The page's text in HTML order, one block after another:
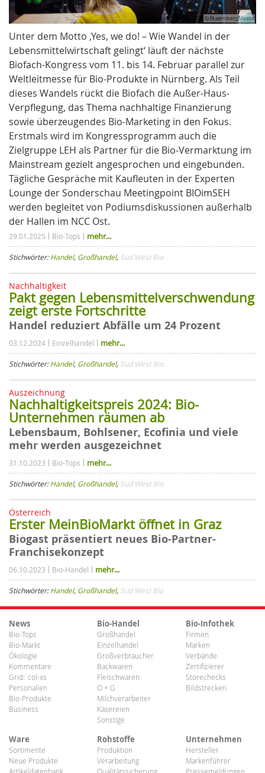
© NuernbergMesse
Unter dem Motto ‚Yes, we do! – Wie Wandel in der
Lebensmittelwirtschaft gelingt‘ läuft der nächste
Biofach-Kongress vom 11. bis 14. Februar parallel zur
Weltleitmesse für Bio-Produkte in Nürnberg. Als Teil
dieses Wandels rückt die Biofach die Außer-Haus-
Verpflegung, das Thema nachhaltige Finanzierung
sowie überzeugendes Bio-Marketing in den Fokus.
Erstmals wird im Kongressprogramm auch die
Zielgruppe LEH als Partner für die Bio-Vermarktung im
Mainstream gezielt angesprochen und eingebunden.
Tägliche Gespräche mit Kaufleuten in der Experten
Lounge der Sonderschau Meetingpoint BIOimSEH
werden begleitet von Podiumsdiskussionen außerhalb
der Hallen im NCC Ost.
29.01.2025 Bio-Tops mehr...
Stichwörter:Handel, Großhandel, Süd West Bio
Nachhaltigkeit
Pakt gegen Lebensmittelverschwendung
zeigt erste Fortschritte
Handel reduziert Abfälle um 24 Prozent
03.12.2024 Einzelhandel mehr...
Stichwörter:Handel, Großhandel, Süd West Bio
Auszeichnung
Nachhaltigkeitspreis 2024: Bio-
Unternehmen räumen ab
Lebensbaum, Bohlsener, Ecofinia und viele
mehr werden ausgezeichnet
31.10.2023 Bio-Tops mehr...
Stichwörter:Handel, Großhandel, Süd West Bio
Österreich
Erster MeinBioMarkt öffnet in Graz
Biogast präsentiert neues Bio-Partner-
Franchisekonzept
06.10.2023 Bio-Handel mehr...
Stichwörter:Handel, Großhandel, Süd West Bio
News
Bio-Tops
Bio-Markt
Ökologie
Kommentare
Grid: col-xs
Personalien
Bio-Produkte
Business
Bio-Handel
Großhandel
Einzelhandel
Großverbraucher
Backwaren
Fleischwaren
O + G
Milchverarbeiter
Käsereien
Sonstige
Bio-Infothek
Firmen
Marken
Verbände
Zertifizierer
Storechecks
Bildstrecken
Ware
Sortimente
Neue Produkte
Rohstoffe
Produktion
Verarbeitung
Unternehmen
Hersteller
Markenführer